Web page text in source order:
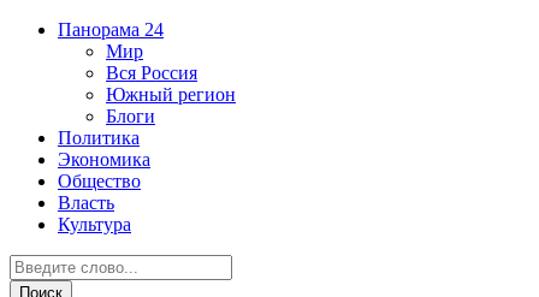
Панорама 24
Мир
Вся Россия
Южный регион
Блоги
Политика
Экономика
Общество
Власть
Культура